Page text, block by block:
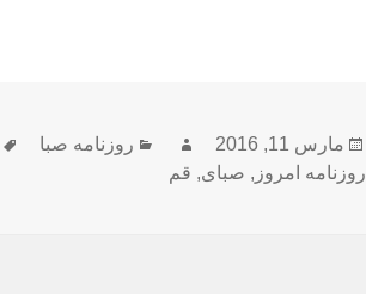
ارسال
شده
مارس 11, 2016 نویسندهدسته‌ها
روزنامه صبا
روزنامه امروز , صبای, قم